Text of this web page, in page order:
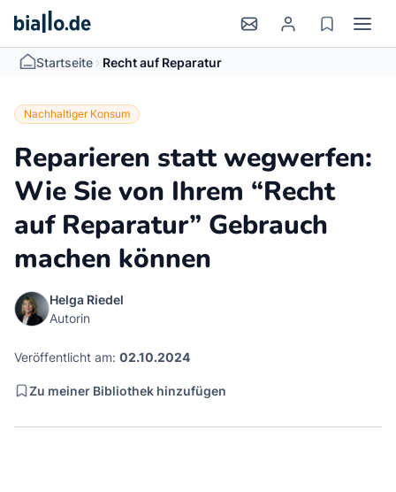
Startseite > Recht auf Reparatur
Nachhaltiger Konsum
Reparieren statt wegwerfen:
Wie Sie von Ihrem “Recht
auf Reparatur” Gebrauch
machen können
Helga Riedel
Autorin
Veröffentlicht am: 02.10.2024
Zu meiner Bibliothek hinzufügen